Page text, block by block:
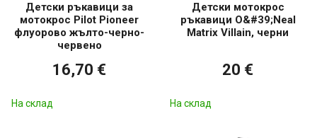
Детски ръкавици за
мотокрос Pilot Pioneer
флуорово жълто-черно-
червено
16,70 €
На склад
Детски мотокрос
ръкавици O&#39;Neal
Matrix Villain, черни
20 €
На склад